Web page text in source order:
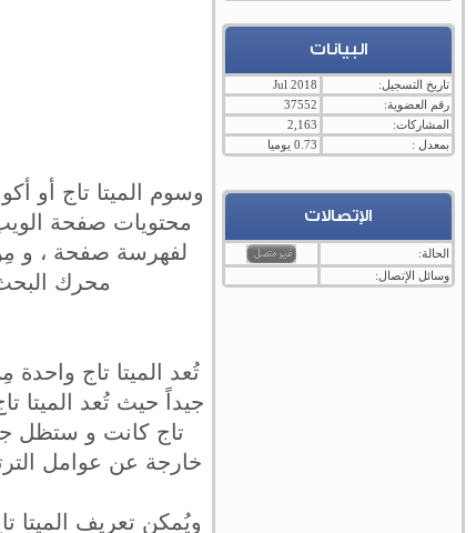
البيانات
تاريخ التسجيل:
Jul 2018
رقم العضوية:
37552
المشاركات:
2,163
بمعدل :
0.73 يوميا
الإتصالات
الحالة:
وسائل الإتصال:
محتويات صفحة
لفهرسة صفحة ، و مِن
محرك البحث
تُعد الميتا تاج
جيداً حيث تُعد الميتا
تاج كانت و ستظل
خارجة عن عوامل
ويُمكن تعريف الميتا